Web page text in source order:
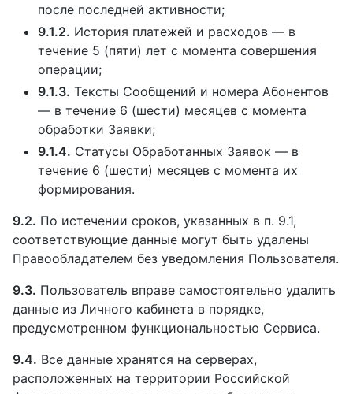
после последней активности;
9.1.2. История платежей и расходов — в
течение 5 (пяти) лет с момента совершения
операции;
9.1.3. Тексты Сообщений и номера Абонентов
— в течение 6 (шести) месяцев с момента
обработки Заявки;
9.1.4. Статусы Обработанных Заявок — в
течение 6 (шести) месяцев с момента их
формирования.
9.2. По истечении сроков, указанных в п. 9.1,
соответствующие данные могут быть удалены
Правообладателем без уведомления Пользователя.
9.3. Пользователь вправе самостоятельно удалить
данные из Личного кабинета в порядке,
предусмотренном функциональностью Сервиса.
9.4. Все данные хранятся на серверах,
расположенных на территории Российской